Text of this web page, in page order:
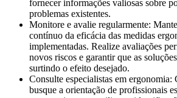
fornecer informações valiosas sobre
problemas existentes.
Monitore e avalie regularmente:
contínuo da eficácia das medidas
implementadas. Realize avaliações
novos riscos e garantir que as
surtindo o efeito desejado.
Consulte especialistas em ergonomia:
busque a orientação de profissionais